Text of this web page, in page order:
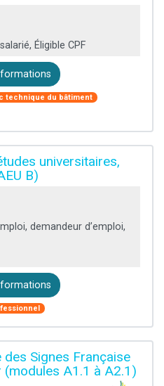
Éligible CPF
technique du bâtiment
universitaires,
B)
demandeur d’emploi,
Signes Française
A1.1 à A2.1)